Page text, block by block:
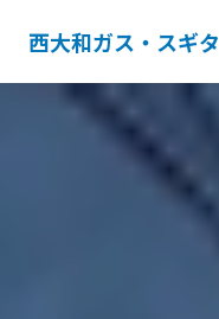
西大和ガス・スギタ